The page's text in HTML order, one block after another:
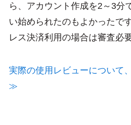
ら、アカウント作成を2～3分
い始められたのもよかったで
レス決済利用の場合は審査必要
実際の使用レビューについて
≫